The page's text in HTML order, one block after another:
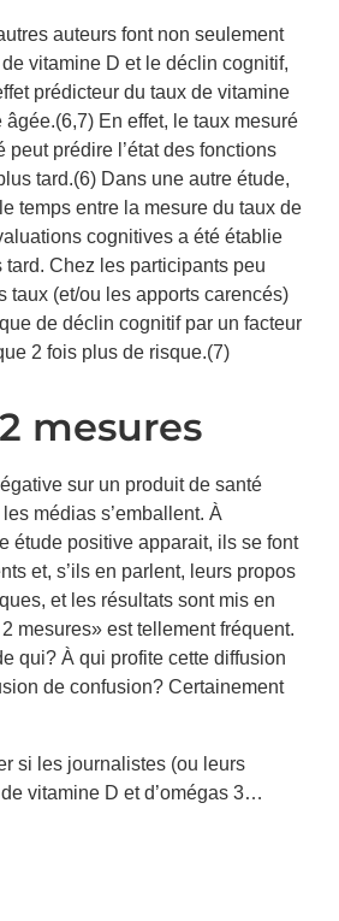
auteurs font non seulement
vitamine D et le déclin cognitif,
prédicteur du taux de vitamine
En effet, le taux mesuré
peut prédire l’état des fonctions
tard.(6) Dans une autre étude,
temps entre la mesure du taux de
cognitives a été établie
tard. Chez les participants peu
taux (et/ou les apports carencés)
de déclin cognitif par un facteur
2 fois plus de risque.(7)
mesures
sur un produit de santé
médias s’emballent. À
étude positive apparait, ils se font
et, s’ils en parlent, leurs propos
et les résultats sont mis en
mesures» est tellement fréquent.
qui? À qui profite cette diffusion
de confusion? Certainement
si les journalistes (ou leurs
vitamine D et d’omégas 3…